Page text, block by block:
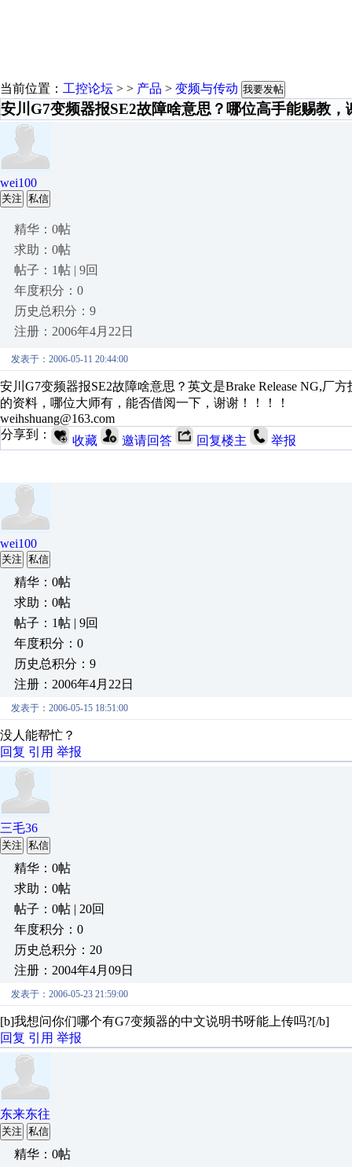
当前位置： 工控论坛 > > 产品 > 变频与传动 我要发帖
安川G7变频器报SE2故障啥意思？哪位高手能赐教，
wei100
关注 私信
精华：0帖
求助：0帖
帖子：1帖 | 9回
年度积分：0
历史总积分：9
注册：2006年4月22日
发表于：2006-05-11 20:44:00
安川G7变频器报SE2故障啥意思？英文是Brake Release NG,
的资料，哪位大师有，能否借阅一下，谢谢！！！！
weihshuang@163.com
分享到：
收藏 邀请回答 回复楼主 举报
wei100
关注 私信
精华：0帖
求助：0帖
帖子：1帖 | 9回
年度积分：0
历史总积分：9
注册：2006年4月22日
发表于：2006-05-15 18:51:00
没人能帮忙？
回复 引用 举报
三毛36
关注 私信
精华：0帖
求助：0帖
帖子：0帖 | 20回
年度积分：0
历史总积分：20
注册：2004年4月09日
发表于：2006-05-23 21:59:00
[b]我想问你们哪个有G7变频器的中文说明书呀能上传吗?[/b]
回复 引用 举报
东来东往
关注 私信
精华：0帖